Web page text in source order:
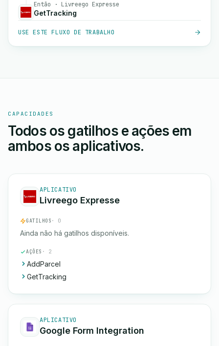
Então · Livreego Expresse
GetTracking
USE ESTE FLUXO DE TRABALHO
CAPACIDADES
Todos os gatilhos e ações em
ambos os aplicativos.
APLICATIVO
Livreego Expresse
GATILHOS · 0
Ainda não há gatilhos disponíveis.
AÇÕES · 2
AddParcel
GetTracking
APLICATIVO
Google Form Integration